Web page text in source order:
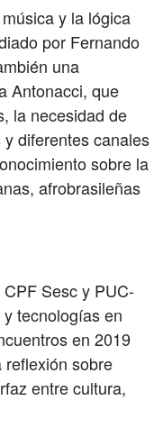
y la lógica
por Fernando
una
Antonacci, que
la necesidad de
diferentes canales
sobre la
afrobrasileñas
Sesc y PUC-
tecnologías en
en 2019
sobre
entre cultura,